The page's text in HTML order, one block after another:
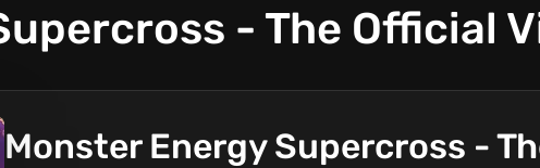
- The Official
Monster Energy Supercross -